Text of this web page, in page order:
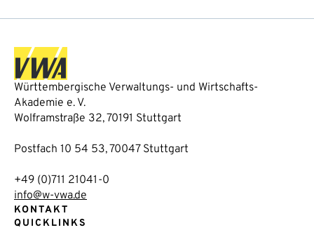
Württembergische Verwaltungs- und Wirtschafts-
Akademie e. V.
Wolframstraße 32, 70191 Stuttgart
Postfach 10 54 53, 70047 Stuttgart
+49 (0)711 21041-0
info@w-vwa.de
KONTAKT
QUICKLINKS